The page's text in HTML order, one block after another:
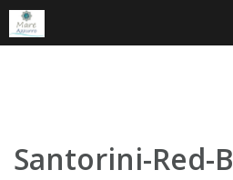
Skip
content
Santorini-Red-